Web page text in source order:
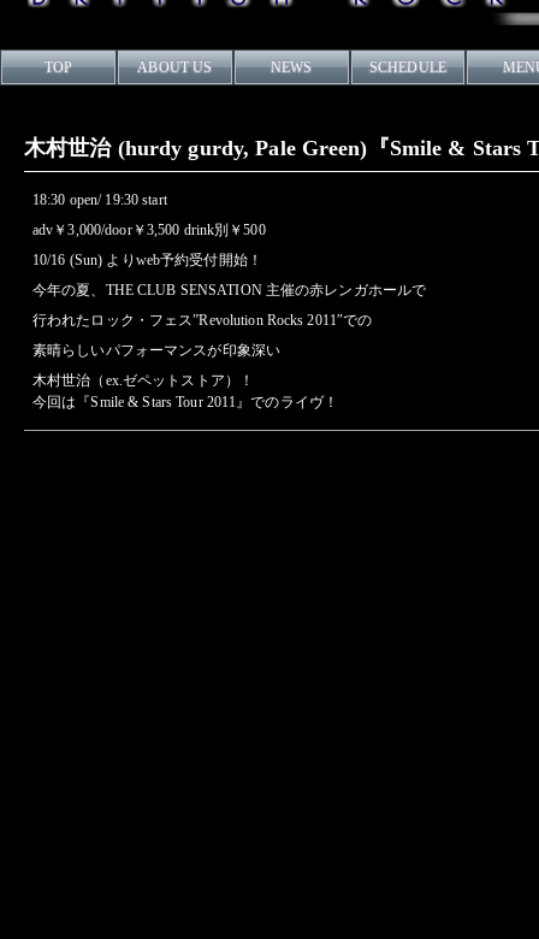
TOP ABOUT US NEWS SCHEDULE
木村世治 (hurdy gurdy, Pale Green)『Smile & Stars
18:30 open/ 19:30 start
adv￥3,000/door￥3,500 drink別￥500
10/16 (Sun) よりweb予約受付開始！
今年の夏、THE CLUB SENSATION 主催の赤レンガホールで
行われたロック・フェス”Revolution Rocks 2011″での
素晴らしいパフォーマンスが印象深い
木村世治（ex.ゼペットストア）！
今回は『Smile & Stars Tour 2011』でのライヴ！